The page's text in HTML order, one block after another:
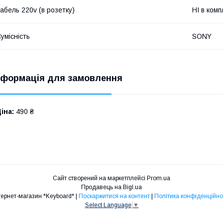
220v (в розетку) НІ в
SONY
для замовлення
490 ₴
Сайт створений на маркетплейсі Prom.ua
Продавець на Bigl.ua
Інтернет-магазин *Keyboard* | Поскаржитися на контент | Політика
Select Language ▼